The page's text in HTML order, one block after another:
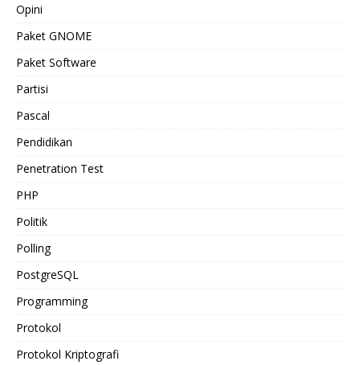
Opini
Paket GNOME
Paket Software
Partisi
Pascal
Pendidikan
Penetration Test
PHP
Politik
Polling
PostgreSQL
Programming
Protokol
Protokol Kriptografi